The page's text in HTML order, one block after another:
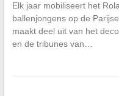
Elk jaar mobiliseert het
ballenjongens op de
maakt deel uit van het
en de tribunes van…